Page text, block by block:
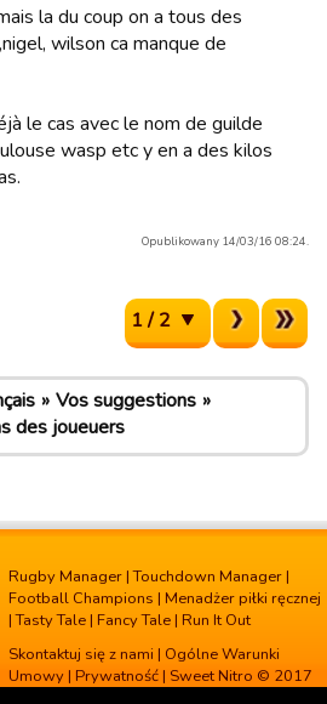
la du coup on a tous des
wilson ca manque de
le cas avec le nom de guilde
wasp etc y en a des kilos
Opublikowany 14/03/16 08:24.
1 / 2
Vos suggestions
des joueuers
Rugby Manager |Touchdown Manager |
Football Champions | Menadżer piłki ręcznej
|Tasty Tale | Fancy Tale | Run It Out
Skontaktuj się z nami | Ogólne Warunki
Umowy | Prywatność | Sweet Nitro © 2017